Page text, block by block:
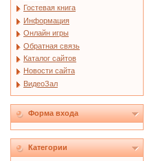
Гостевая книга
Информация
Онлайн игры
Обратная связь
Каталог сайтов
Новости сайта
ВидеоЗал
Форма входа
Категории